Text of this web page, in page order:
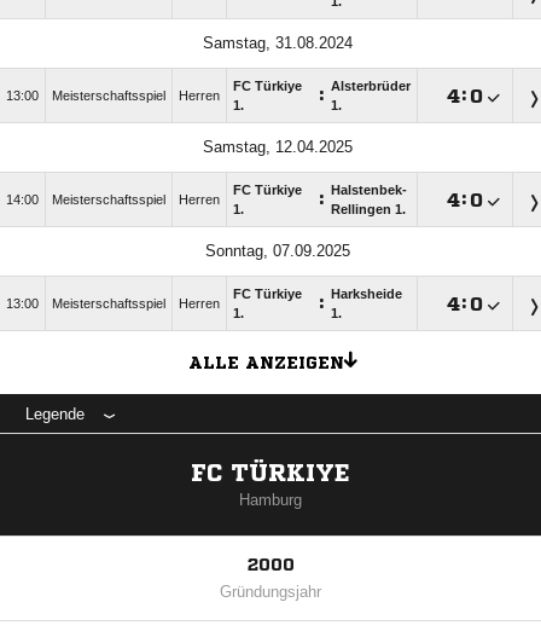
Samstag, 31.08.2024
13:00 Meisterschaftsspiel Herren
FC Türkiye
1.
: Alsterbrüder
1.
: 
Samstag, 12.04.2025
14:00 Meisterschaftsspiel Herren
FC Türkiye
1.
:
Halstenbek-
Rellingen 1.
: 
Sonntag, 07.09.2025
13:00 Meisterschaftsspiel Herren
FC Türkiye
1.
:
Harksheide
1.
: 
ALLE ANZEIGEN
Legende
FC TÜRKIYE
Hamburg
2000
Gründungsjahr